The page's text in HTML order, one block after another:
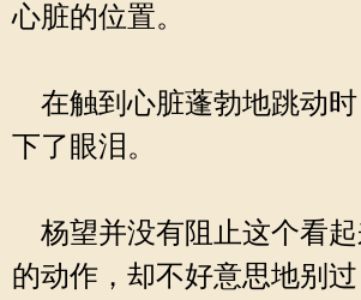
心脏的位置。
在触到心脏蓬勃地跳动
下了眼泪。
杨望并没有阻止这个看起
的动作，却不好意思地别